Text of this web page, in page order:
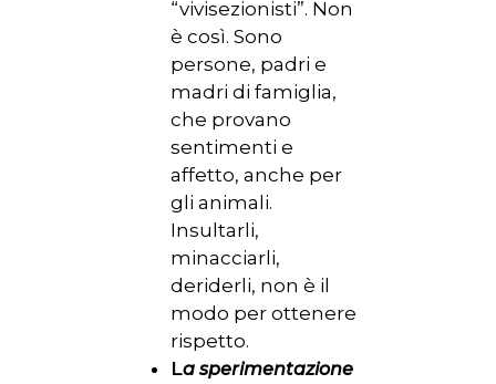
“vivisezionisti”. Non
è così. Sono
persone, padri e
madri di famiglia,
che provano
sentimenti e
affetto, anche per
gli animali.
Insultarli,
minacciarli,
deriderli, non è il
modo per ottenere
rispetto.
La sperimentazione